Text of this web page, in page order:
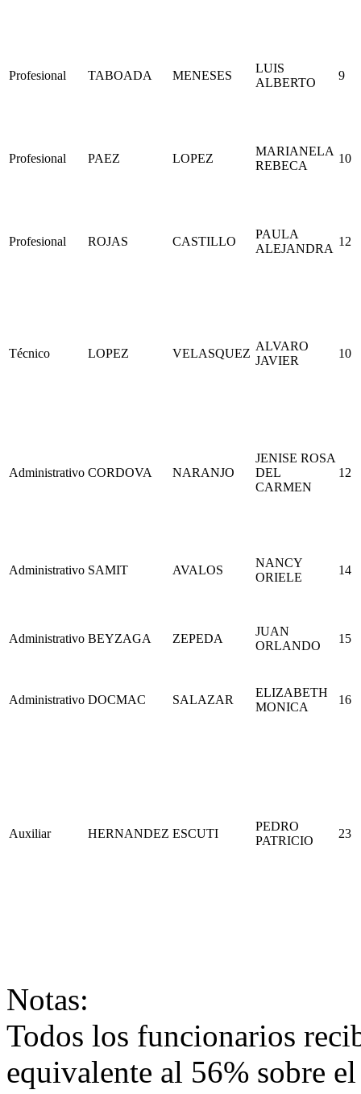
Profesional TABOADA MENESES
LUIS
ALBERTO
9
Profesional PAEZ LOPEZ
MARIANELA
REBECA
10
Profesional ROJAS CASTILLO
PAULA
ALEJANDRA
12
Técnico LOPEZ VELASQUEZ
ALVARO
JAVIER
10
Administrativo CORDOVA NARANJO
JENISE ROSA
DEL
CARMEN
12
Administrativo SAMIT AVALOS
NANCY
ORIELE
14
Administrativo BEYZAGA ZEPEDA
JUAN
ORLANDO
15
Administrativo DOCMAC SALAZAR
ELIZABETH
MONICA
16
Auxiliar HERNANDEZ ESCUTI
PEDRO
PATRICIO
23
Notas:
Todos los funcionarios
equivalente al 56% sobre